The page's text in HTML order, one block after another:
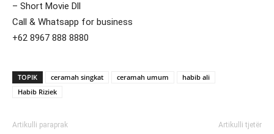
– Short Movie Dll
Call & Whatsapp for business
+62 8967 888 8880
TOPIK ceramah singkat ceramah umum
habib ali
Habib Riziek
Artikulli paraprak Artikulli tjetër